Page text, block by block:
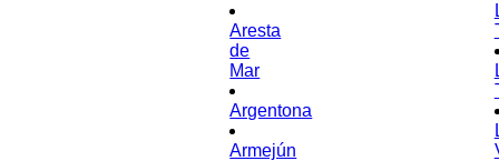
Aresta
de
Mar
Argentona
Armejún